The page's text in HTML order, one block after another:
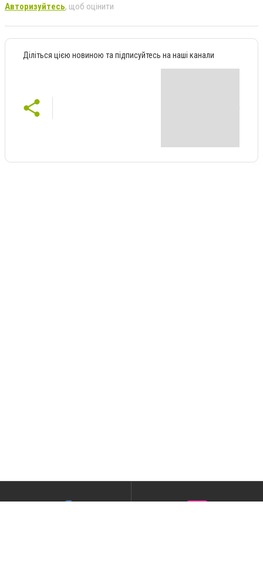
Авторизуйтесь, щоб оцінити
Діліться цією новиною та підписуйтесь на наші канали